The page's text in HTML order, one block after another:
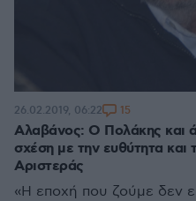
Αλαβάνος: Ο Πολάκης και
σχέση με την ευθύτητα και
Αριστεράς
«Η εποχή που ζούμε δεν
26.02.2019, 06:22 15